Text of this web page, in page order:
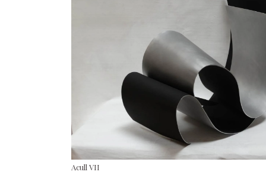
Acull VII